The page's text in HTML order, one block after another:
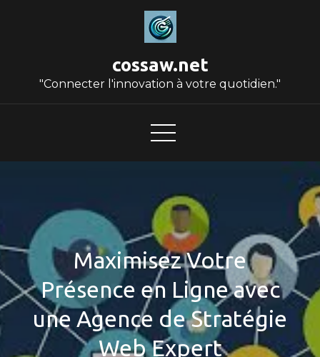
cossaw.net
"Connecter l'innovation à votre quotidien."
Maximisez Votre
Présence en Ligne avec
une Agence de Stratégie
Web Expert